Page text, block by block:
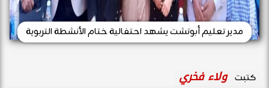
مدير تعليم أبوتشت يشهد احتفالية ختام الأنشطة التربوية
كتبت ولاء فخري